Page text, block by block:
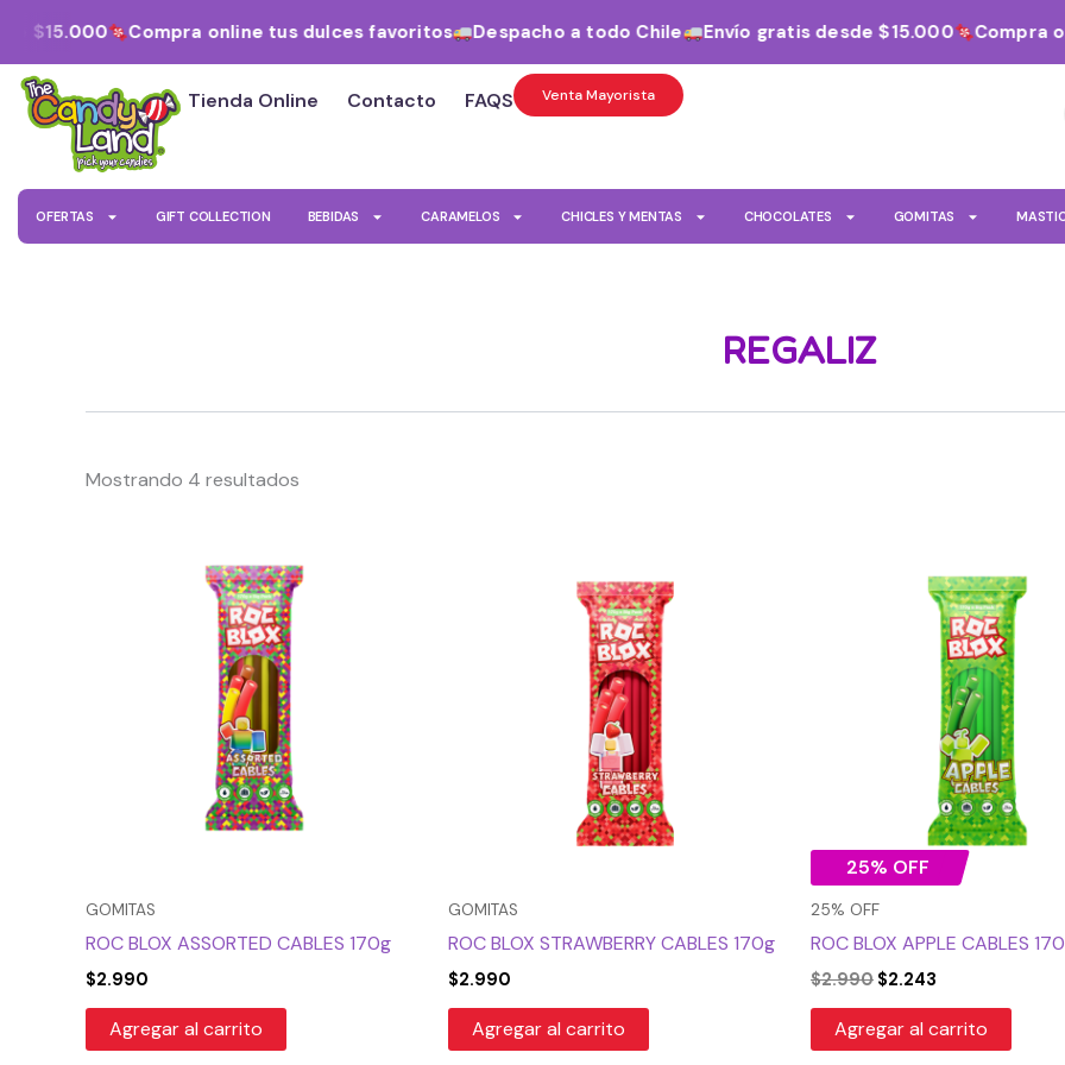
contenido
$15.000 Compra online tus dulces favoritos Despacho a todo Chile Envío gratis desde $15.000 Compra
Tienda Online Contacto FAQS Venta Mayorista
OFERTAS GIFT COLLECTION BEBIDAS CARAMELOS CHICLES Y MENTAS CHOCOLATES GOMITAS
REGALIZ
Mostrando 4 resultados
por
los
últimos
GOMITAS
ROC BLOX ASSORTED CABLES 170g
$2.990
Agregar al carrito
GOMITAS
ROC BLOX STRAWBERRY CABLES 170g
$2.990
Agregar al carrito
25% OFF
25% OFF
ROC BLOX APPLE CABLES
$2.990
precio
original
$2.990.
$2.243
precio
actual
es:
$2.243.
Agregar al carrito